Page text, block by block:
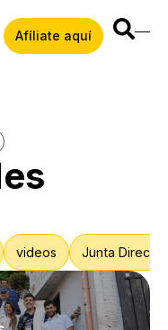
Afíliate aquí
videos Junta